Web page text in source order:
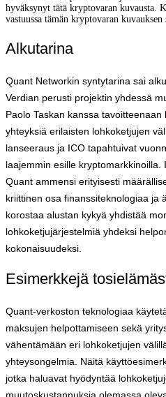
hyväksynyt tätä kryptovaran kuvausta.
vastuussa tämän kryptovaran kuvauksen
Alkutarina
Quant Networkin syntytarina sai
Verdian perusti projektin yhdessä
Paolo Taskan kanssa
yhteyksiä erilaisten lohkoketjujen
lanseeraus ja ICO tapahtuivat
laajemmin esille
Quant ammensi erityisesti
kriittinen osa finanssiteknologiaa ja
korostaa alustan kykyä yhdistää
lohkoketjujärjestelmiä yhdeksi
kokonaisuudeksi.
Esimerkkejä
Quant-verkoston teknologiaa
maksujen helpottamiseen sekä
vähentämään eri lohkoketjujen
yhteysongelmia. Näitä
jotka haluavat hyödyntää